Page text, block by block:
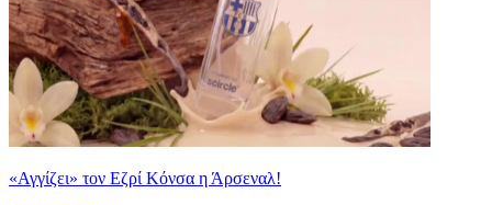
«Αγγίζει» τον Εζρί Κόνσα η Άρσεναλ!